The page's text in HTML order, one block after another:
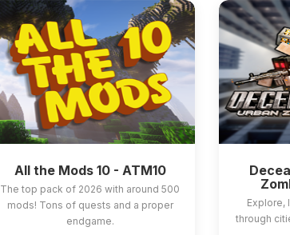
All the Mods 10 - ATM10
The top pack of 2026 with around 500
mods! Tons of quests and a proper
endgame.
Explore,
through